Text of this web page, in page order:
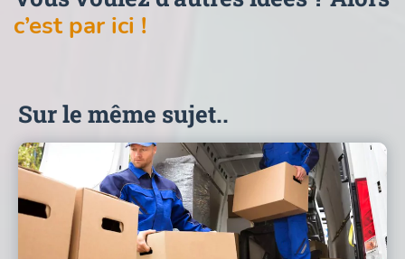
c’est par ici !
Sur le même sujet..